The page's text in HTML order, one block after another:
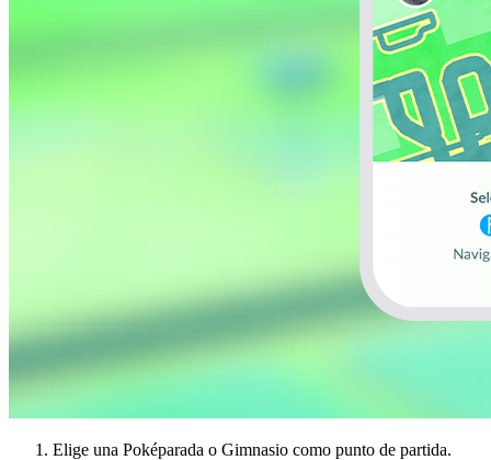
Elige una Poképarada o Gimnasio como punto de partida.